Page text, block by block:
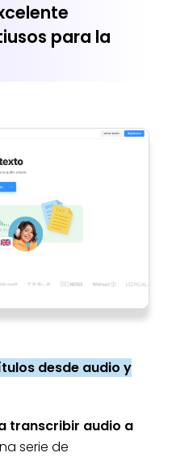
para la
desde audio y
transcribir audio a
serie de